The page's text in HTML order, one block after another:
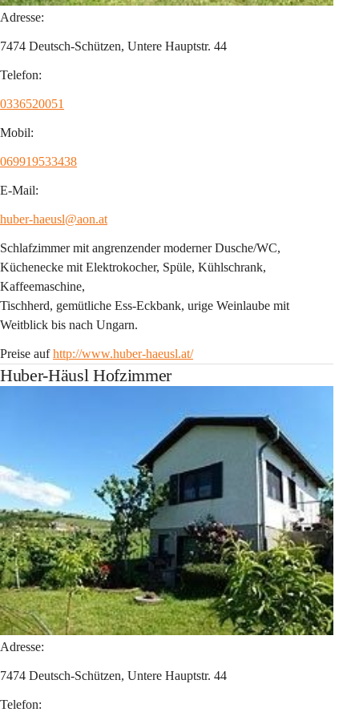
Adresse:
7474 Deutsch-Schützen, Untere Hauptstr. 44
Telefon:
0336520051
Mobil:
069919533438
E-Mail:
huber-haeusl@aon.at
Schlafzimmer mit angrenzender moderner Dusche/WC,
Küchenecke mit Elektrokocher, Spüle, Kühlschrank,
Kaffeemaschine,
Tischherd, gemütliche Ess-Eckbank, urige Weinlaube mit
Weitblick bis nach Ungarn.
Preise auf http://www.huber-haeusl.at/
Huber-Häusl Hofzimmer
Adresse:
7474 Deutsch-Schützen, Untere Hauptstr. 44
Telefon: